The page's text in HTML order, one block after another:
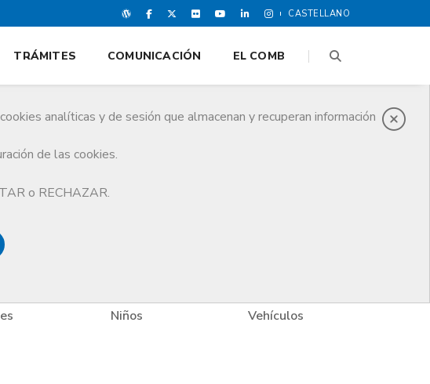
CASTELLANO
analíticas y de sesión que almacenan y recuperan información
de las cookies.
o RECHAZAR.
TRÁMITES COMUNICACIÓN EL COMB
Niños Vehículos